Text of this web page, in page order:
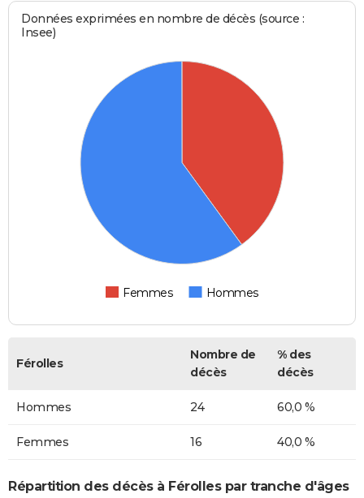
Données exprimées en nombre de décès (source :
Insee)
Femmes Hommes
Férolles
Nombre de
décès
% des
décès
Hommes 24 60,0 %
Femmes 16 40,0 %
Répartition des décès à Férolles par tranche d'âges